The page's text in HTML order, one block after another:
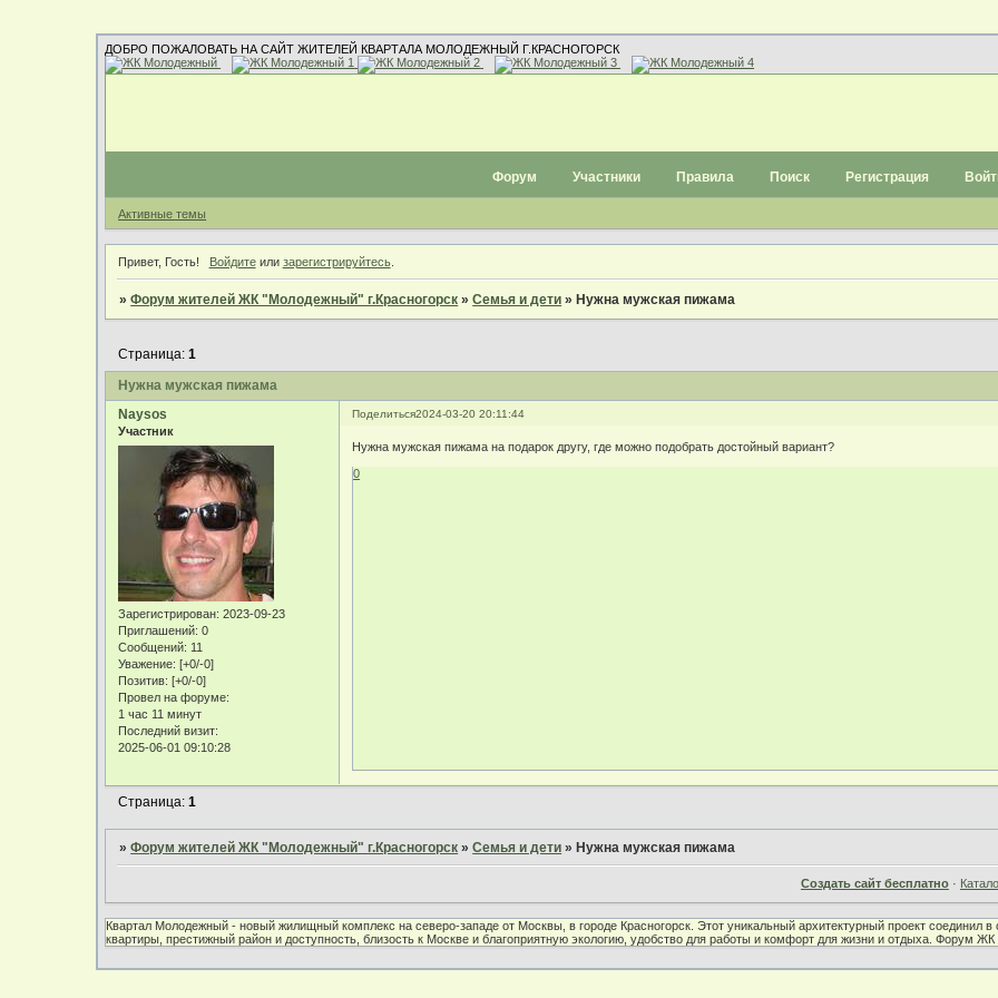
ДОБРО ПОЖАЛОВАТЬ НА САЙТ ЖИТЕЛЕЙ КВАРТАЛА МОЛОДЕЖНЫЙ Г.КРАСНОГОРСК
Форум Участники Правила Поиск Регистрация
Активные темы
Привет, Гость! Войдитеили зарегистрируйтесь.
»Форум жителей ЖК "Молодежный" г.Красногорск »Семья и дети » Нужна мужская пижама
Нужна мужская пижама
Страница:1
Поделиться2024-03-20 20:11:44
Naysos
Участник
Зарегистрирован: 2023-09-23
Приглашений: 0
Сообщений: 11
Уважение: [+0/-0]
Позитив: [+0/-0]
Провел на форуме:
1 час 11 минут
Последний визит:
2025-06-01 09:10:28
Нужна мужская пижама на подарок другу, где можно подобрать достойный вариант?
0
Страница:1
»Форум жителей ЖК "Молодежный" г.Красногорск »Семья и дети » Нужна мужская пижама
Создать сайт бесплатно·
Квартал Молодежный - новый жилищный комплекс на северо-западе от Москвы, в городе Красногорск. Этот уникальный архитектурный проект соединил
квартиры, престижный район и доступность, близость к Москве и благоприятную экологию, удобство для работы и комфорт для жизни и отдыха. Форум